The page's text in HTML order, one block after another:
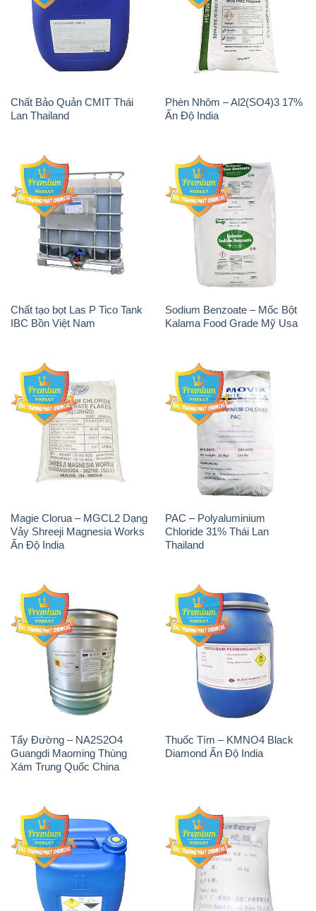
Chất Bảo Quản CMIT Thái
Lan Thailand
Phèn Nhôm – Al2(SO4)3 17%
Ấn Độ India
Chất tạo bọt Las P Tico Tank
IBC Bồn Việt Nam
Sodium Benzoate – Mốc Bột
Kalama Food Grade Mỹ Usa
Magie Clorua – MGCL2 Dạng
Vảy Shreeji Magnesia Works
Ấn Độ India
PAC – Polyaluminium
Chloride 31% Thái Lan
Thailand
Tẩy Đường – NA2S2O4
Guangdi Maoming Thùng
Xám Trung Quốc China
Thuốc Tím – KMNO4 Black
Diamond Ấn Độ India